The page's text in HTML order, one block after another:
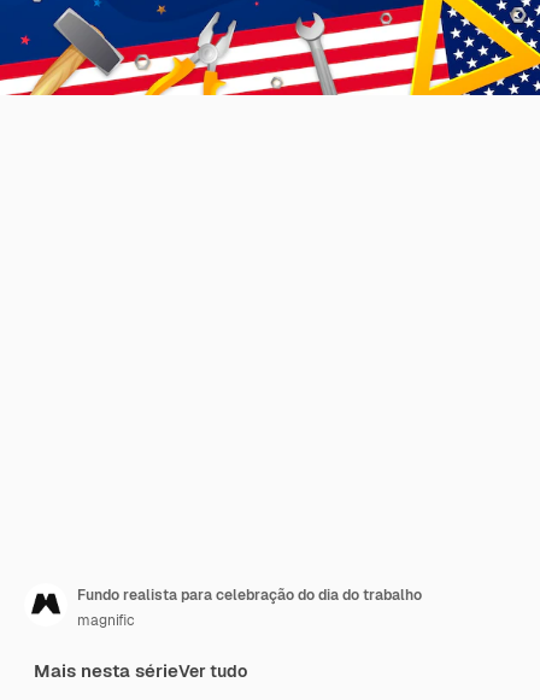
Fundo realista para celebração do dia do trabalho
magnific
Mais nesta sérieVer tudo